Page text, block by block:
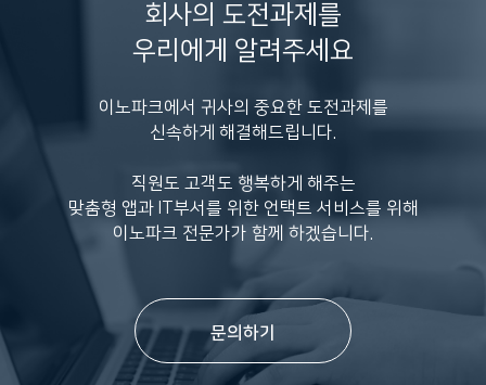
회사의 도전과제를
우리에게 알려주세요
이노파크에서 귀사의 중요한 도전과제를
신속하게 해결해드립니다.
직원도 고객도 행복하게 해주는
맞춤형 앱과 IT부서를 위한 언택트 서비스를 위해
이노파크 전문가가 함께 하겠습니다.
문의하기